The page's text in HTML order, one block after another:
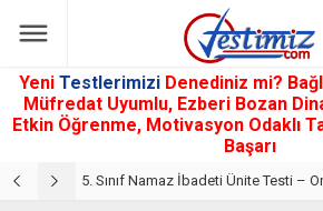
Yeni Testlerimizi Denediniz mi?
Müfredat Uyumlu, Ezberi Bozan
Etkin Öğrenme, Motivasyon Odaklı
Başarı
5. Sınıf Namaz İbadeti Ünite Testi –